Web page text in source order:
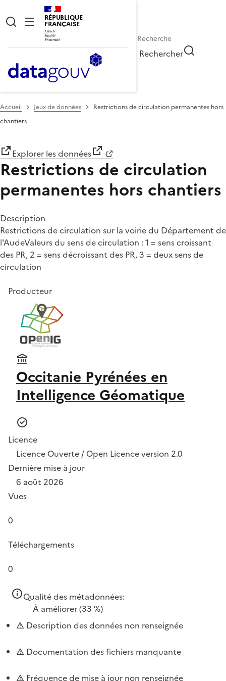
RÉPUBLIQUE
FRANÇAISE
Rechercher
Accueil Jeux de données
Restrictions de circulation permanentes hors
chantiers
Explorer les données
Restrictions de circulation
permanentes hors chantiers
Description
Restrictions de circulation sur la voirie du Département de
l'AudeValeurs du sens de circulation : 1 = sens croissant
des PR, 2 = sens décroissant des PR, 3 = deux sens de
circulation
Producteur
Occitanie Pyrénées en
Intelligence Géomatique
Licence
Licence Ouverte / Open Licence version 2.0
Dernière mise à jour
6 août 2026
Vues
0
Téléchargements
0
Qualité des métadonnées:
À améliorer(33 %)
Description des données non renseignée
Documentation des fichiers manquante
Fréquence de mise à jour non renseignée